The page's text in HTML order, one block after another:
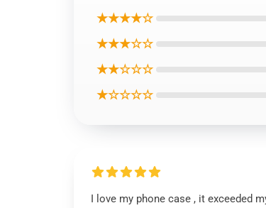
★★★★☆
★★★☆☆
★★☆☆☆
★☆☆☆☆
I love my phone case , it exceeded